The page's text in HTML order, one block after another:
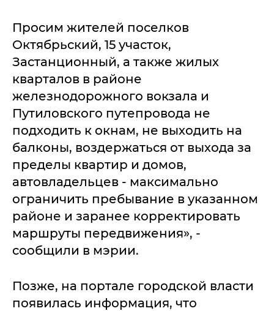
Просим жителей поселков
Октябрьский, 15 участок,
Застанционный, а также жилых
кварталов в районе
железнодорожного вокзала и
Путиловского путепровода не
подходить к окнам, не выходить на
балконы, воздержаться от выхода за
пределы квартир и домов,
автовладельцев - максимально
ограничить пребывание в указанном
районе и заранее корректировать
маршруты передвижения», -
сообщили в мэрии.
Позже, на портале городской власти
появилась информация, что